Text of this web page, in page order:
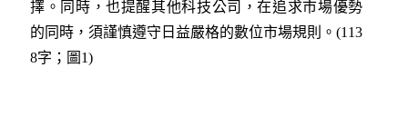
擇。同時，也提醒其他科技公司，在追求市場優勢
的同時，須謹慎遵守日益嚴格的數位市場規則。(113
8字；圖1)